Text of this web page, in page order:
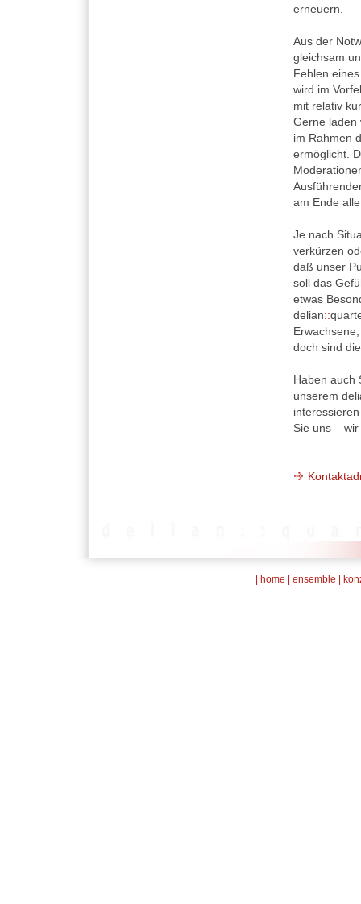
erneuern.
Aus der
gleichsam
Fehlen
wird im
mit relativ
Gerne laden
im Rahmen
ermöglicht.
am Ende
Je nach
verkürzen
daß unser
soll das
etwas
delian::
doch sind
Haben auch
unserem
Sie uns –
home ensemble